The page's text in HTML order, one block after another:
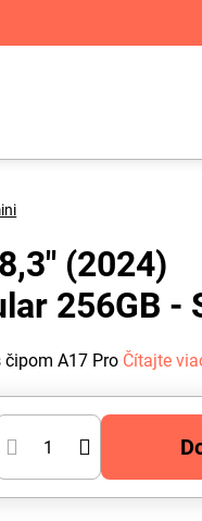
(2024)
256GB -
A17 Pro Čítajte